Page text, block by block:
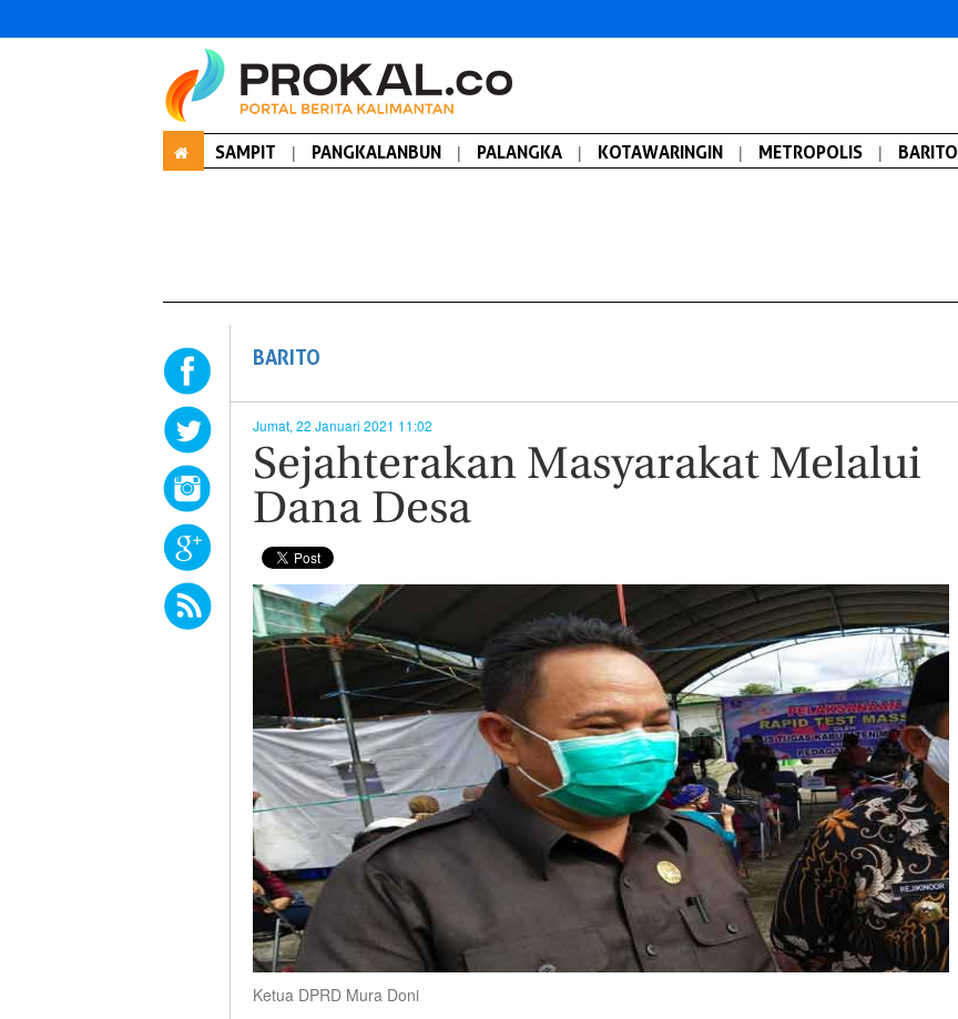
SAMPIT | PANGKALANBUN | PALANGKA | KOTAWARINGIN | METROPOLIS | BARITO
BARITO
Jumat, 22 Januari 2021 11:02
Sejahterakan Masyarakat Melalui
Dana Desa
Ketua DPRD Mura Doni